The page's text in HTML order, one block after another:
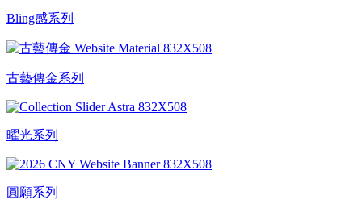
Bling感系列
古藝傳金系列
曜光系列
圓願系列